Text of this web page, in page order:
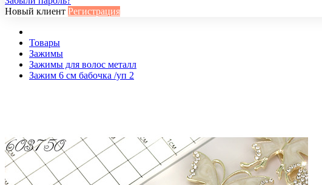
Новый клиент Регистрация
Товары
Зажимы
Зажимы для волос металл
Зажим 6 см бабочка /уп 2